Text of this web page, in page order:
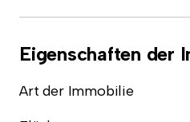
Eigenschaften der
Art der Immobilie